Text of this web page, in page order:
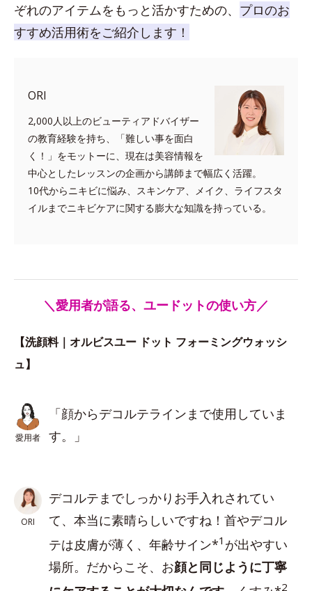
ぞれのアイテムをもっと活かすための、 プロのお
すすめ活用術をご紹介します！
ORI
2,000人以上のビューティアドバイザー
の教育経験を持ち、「難しい事を面白
く！」をモットーに、現在は美容情報を
中心としたレッスンの企画から講師まで幅広く活躍。
10代からニキビに悩み、スキンケア、メイク、ライフスタ
イルまでニキビケアに関する膨大な知識を持っている。
＼愛用者が語る、ユードットの使い方／
【洗顔料｜オルビスユー ドット フォーミングウォッシ
ュ】
愛用者
「顔からデコルテラインまで使用していま
す。」
ORI
デコルテまでしっかりお手入れされてい
て、本当に素晴らしいですね！首やデコル
テは皮膚が薄く、年齢サイン*1 が出やすい
場所。だからこそ、お顔と同じように丁寧
2